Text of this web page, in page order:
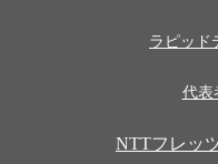
ラピッド
代表
NTTフレッ